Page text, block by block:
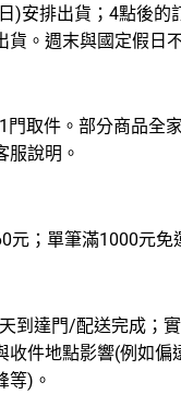
)安排出貨；4點後的
貨。週末與國定假日
門取件。部分商品全
服說明。
元；單筆滿1000元免
到達門/配送完成；
收件地點影響(例如偏
等)。